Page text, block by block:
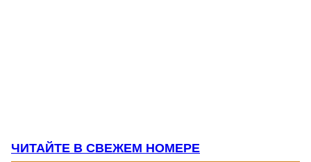
ЧИТАЙТЕ В СВЕЖЕМ НОМЕРЕ